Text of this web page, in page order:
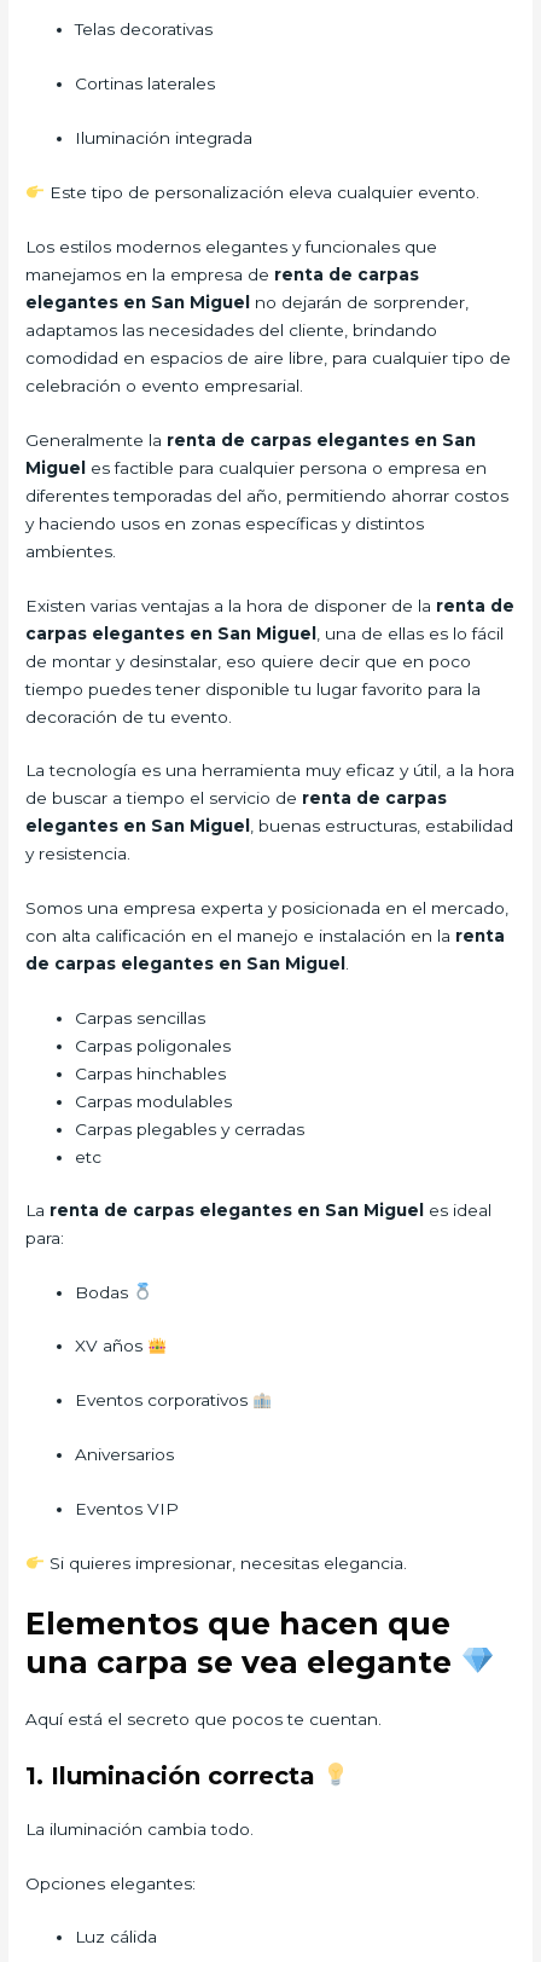
Telas decorativas
Cortinas laterales
Iluminación integrada
Este tipo de personalización eleva cualquier evento.
Los estilos modernos elegantes y funcionales que
manejamos en la empresa de renta de carpas
elegantes en San Miguel
no dejarán de sorprender,
adaptamos las necesidades del cliente, brindando
comodidad en espacios de aire libre, para cualquier tipo de
celebración o evento empresarial.
Generalmente la renta de carpas elegantes en San
Miguel
es factible para cualquier persona o empresa en
diferentes temporadas del año, permitiendo ahorrar costos
y haciendo usos en zonas específicas y distintos
ambientes.
Existen varias ventajas a la hora de disponer de la renta de
carpas elegantes en San Miguel , una de ellas es lo fácil
de montar y desinstalar, eso quiere decir que en poco
tiempo puedes tener disponible tu lugar favorito para la
decoración de tu evento.
La tecnología es una herramienta muy eficaz y útil, a la hora
de buscar a tiempo el servicio de renta de carpas
elegantes en San Miguel , buenas estructuras, estabilidad
y resistencia.
Somos una empresa experta y posicionada en el mercado,
con alta calificación en el manejo e instalación en la renta
de carpas elegantes en San Miguel .
Carpas sencillas
Carpas poligonales
Carpas hinchables
Carpas modulables
Carpas plegables y cerradas
etc
La renta de carpas elegantes en San Miguel es ideal
para:
Bodas
XV años
Eventos corporativos
Aniversarios
Eventos VIP
Si quieres impresionar, necesitas elegancia.
Elementos que hacen que
una carpa se vea elegante
Aquí está el secreto que pocos te cuentan.
1. Iluminación correcta
La iluminación cambia todo.
Opciones elegantes:
Luz cálida